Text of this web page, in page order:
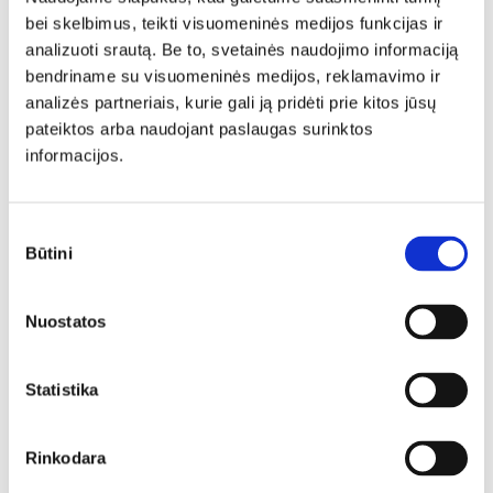
bei skelbimus, teikti visuomeninės medijos funkcijas ir
analizuoti srautą. Be to, svetainės naudojimo informaciją
bendriname su visuomeninės medijos, reklamavimo ir
analizės partneriais, kurie gali ją pridėti prie kitos jūsų
pateiktos arba naudojant paslaugas surinktos
informacijos.
pasirinkimas
Būtini
Nuostatos
Statistika
Rinkodara
Kokybiški svetainės baldai
Gražūs svetainės baldai
Lenkiški svetainės baldai
Svetainės baldai
Šiuolaikiniai svetainės baldai
Modernūs svetainės baldai
Modernūs baldai
Baldai svetainei
Korpusiniai baldai Barai svet